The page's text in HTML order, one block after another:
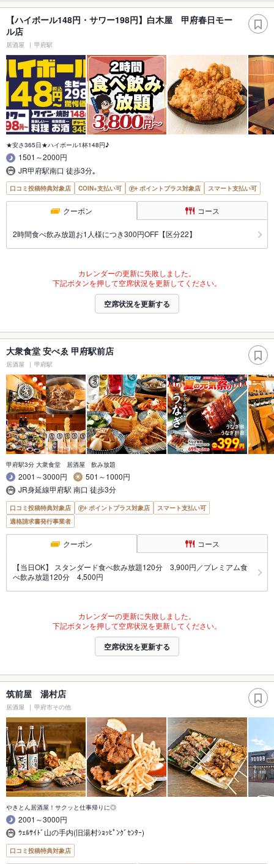
【ハイボール148円・サワー198円】白木屋 甲府春日モー
ル店
居酒屋 甲府駅
★安さ365日★ハイボール1杯148円♪
1501～2000円
JR甲府駅南口 徒歩3分｡
口コミ投稿特典対象店 COIN+支払い可 ポイントプラス対象店 スマート支払い可
クーポン コース
2時間食べ飲み放題お1人様につき300円OFF【区分22】
カレンダーの更新に失敗しました。
下記ボタンを押して空席状況を更新してください。
空席状況を更新する
大衆食堂 安べゑ 甲府駅前店
居酒屋 甲府駅
甲府駅3分 大衆食堂 居酒屋 飲み放題
2001～3000円
501～1000円
JR身延線甲府駅 南口 徒歩3分
口コミ投稿特典対象店 ポイントプラス対象店
スマート支払い可
適格請求書発行事業者
クーポン コース
【当日OK】 スタンダード食べ飲み放題120分 3,900円／プレミアム食
べ飲み放題120分 4,500円
カレンダーの更新に失敗しました。
下記ボタンを押して空席状況を更新してください。
空席状況を更新する
筑前屋 湯村店
居酒屋 甲府市その他
やきとん居酒屋！サクッと仕事帰りに◎
2001～3000円
ｳｪﾙｻｲﾄﾞ山の手内(旧湯村ｼｮｯﾋﾟﾝｸﾞｾﾝﾀｰ)
口コミ投稿特典対象店